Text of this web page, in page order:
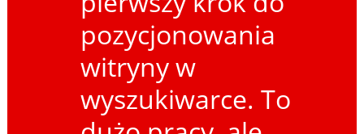
pozycjonowania
witryny w
wyszukiwarce. To